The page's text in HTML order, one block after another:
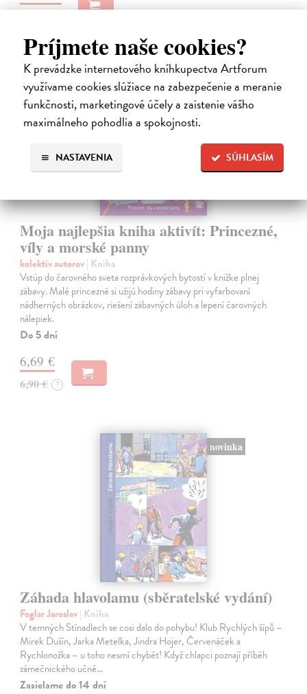
Príjmete naše cookies?
K prevádzke internetového kníhkupectva Artforum
využívame cookies slúžiace na zabezpečenie a meranie
funkčnosti, marketingové účely a zaistenie vášho
maximálneho pohodlia a spokojnosti.
SÚHLASÍM
NASTAVENIA
Moja najlepšia kniha aktivít: Princezné,
víly a morské panny
kolektív autorov| Kniha
Vstúp do čarovného sveta rozprávkových bytostí v knižke plnej
zábavy. Malé princezné si užijú hodiny zábavy pri vyfarbovaní
nádherných obrázkov, riešení zábavných úloh a lepení čarovných
nálepiek.
Do 5 dní
6,69 €
6,90 € ?
novinka
Záhada hlavolamu (sběratelské vydání)
Foglar Jaroslav| Kniha
V temných Stínadlech se cosi dalo do pohybu! Klub Rychlých šípů –
Mirek Dušín, Jarka Metelka, Jindra Hojer, Červenáček a
Rychlonožka – u toho nesmí chybět! Když chlapci poznají příběh
zámečnického učně…
Zasielame do 14 dní